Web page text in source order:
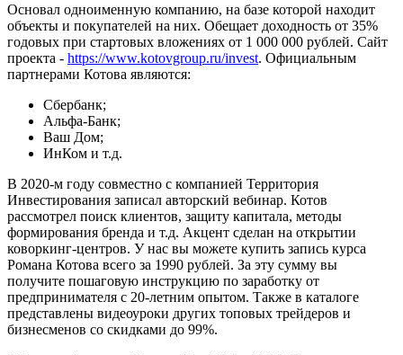
Основал одноименную компанию, на базе которой находит
объекты и покупателей на них. Обещает доходность от 35%
годовых при стартовых вложениях от 1 000 000 рублей. Сайт
проекта - https://www.kotovgroup.ru/invest. Официальным
партнерами Котова являются:
Сбербанк;
Альфа-Банк;
Ваш Дом;
ИнКом и т.д.
В 2020-м году совместно с компанией Территория
Инвестирования записал авторский вебинар. Котов
рассмотрел поиск клиентов, защиту капитала, методы
формирования бренда и т.д. Акцент сделан на открытии
коворкинг-центров. У нас вы можете купить запись курса
Романа Котова всего за 1990 рублей. За эту сумму вы
получите пошаговую инструкцию по заработку от
предпринимателя с 20-летним опытом. Также в каталоге
представлены видеоуроки других топовых трейдеров и
бизнесменов со скидками до 99%.